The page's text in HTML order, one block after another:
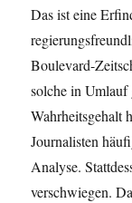
Das ist eine
Boulevard-
solche in Umlauf
Wahrheitsgehalt
Journalisten
Analyse.
verschwiegen.